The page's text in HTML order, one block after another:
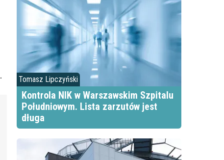
. Tomasz Lipczyński
Kontrola NIK w Warszawskim Szpitalu
Południowym. Lista zarzutów jest
długa